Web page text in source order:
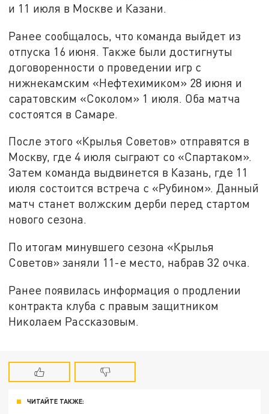
и 11 июля в Москве и Казани.
Ранее сообщалось, что команда выйдет из
отпуска 16 июня. Также были достигнуты
договоренности о проведении игр с
нижнекамским «Нефтехимиком» 28 июня и
саратовским «Соколом» 1 июля. Оба матча
состоятся в Самаре.
После этого «Крылья Советов» отправятся в
Москву, где 4 июля сыграют со «Спартаком».
Затем команда выдвинется в Казань, где 11
июля состоится встреча с «Рубином». Данный
матч станет волжским дерби перед стартом
нового сезона.
По итогам минувшего сезона «Крылья
Советов» заняли 11-е место, набрав 32 очка.
Ранее появилась информация о продлении
контракта клуба с правым защитником
Николаем Рассказовым.
ЧИТАЙТЕ ТАКЖЕ: